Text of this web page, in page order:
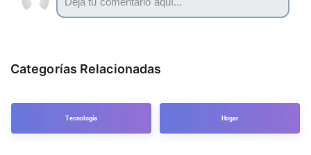
Categorías Relacionadas
Tecnología Hogar